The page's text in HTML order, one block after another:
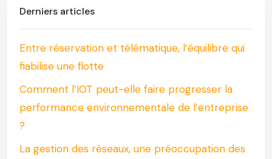
Derniers articles
Entre réservation et télématique, l’équilibre qui
fiabilise une flotte
Comment l’IOT peut-elle faire progresser la
performance environnementale de l’entreprise
?
La gestion des réseaux, une préoccupation des